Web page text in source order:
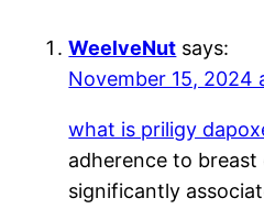
WeelveNut says:
November 15, 2024
what is priligy
adherence to
significantly